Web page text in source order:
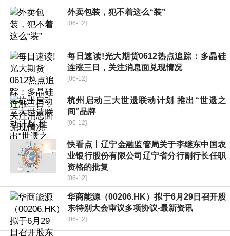
外卖包装，犯不着这么“装”
[06-12]
每日速读!光大期货0612热点追踪：多晶硅
连涨三日，关注消息面兑现情况
[06-12]
杭州启动三大世遗联动计划 推出“世遗之
间”品牌
[06-12]
快看点丨辽宁金融监管局关于李继东中国农
业银行股份有限公司辽宁省分行副行长任职
资格的批复
[06-12]
华商能源（00206.HK）拟于6月29日召开股
东特别大会审议多项协议-最新资讯
[06-12]